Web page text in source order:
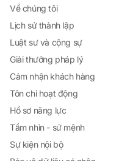
Về chúng tôi
Lịch sử thành lập
Luật sư và cộng sự
Giải thưởng pháp lý
Cảm nhận khách hàng
Tôn chỉ hoạt động
Hồ sơ năng lực
Tầm nhìn - sứ mệnh
Sự kiện nội bộ